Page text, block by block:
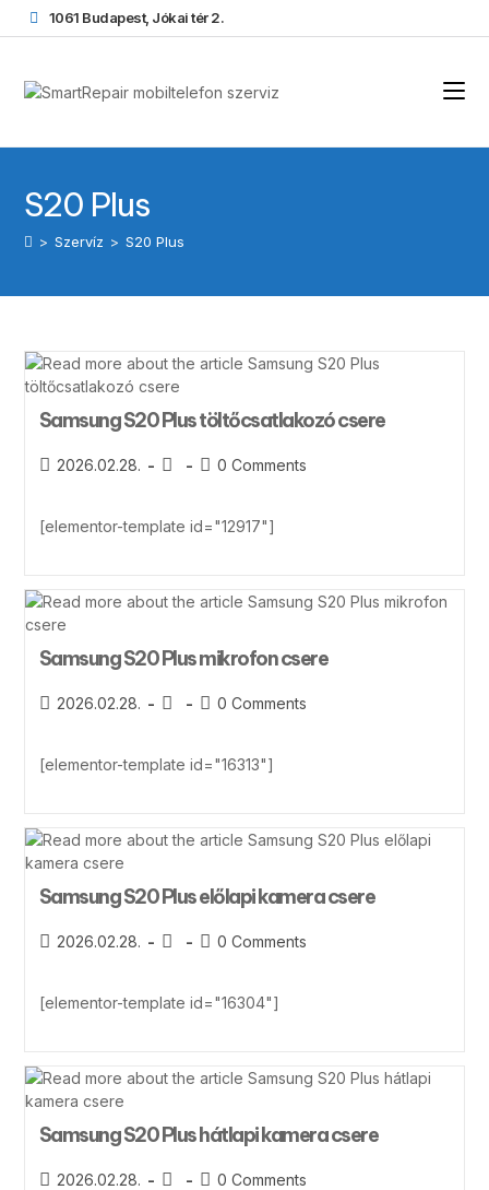
1061 Budapest, Jókai tér 2.
S20 Plus
> Szervíz > S20 Plus
Samsung S20 Plus töltőcsatlakozó csere
2026.02.28. 0 Comments
[elementor-template id="12917"]
Samsung S20 Plus mikrofon csere
2026.02.28. 0 Comments
[elementor-template id="16313"]
Samsung S20 Plus előlapi kamera csere
2026.02.28. 0 Comments
[elementor-template id="16304"]
Samsung S20 Plus hátlapi kamera csere
2026.02.28. 0 Comments